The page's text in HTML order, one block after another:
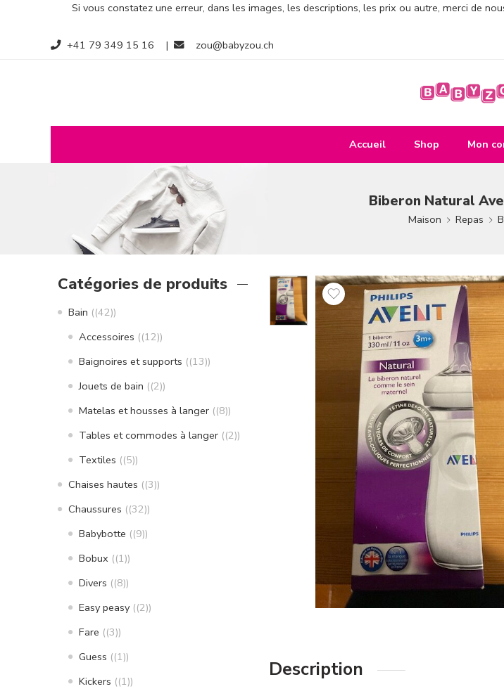
Si vous constatez une erreur, dans les images, les descriptions, les prix ou autre, merci de
+41 79 349 15 16 | zou@babyzou.ch
Accueil Shop Mon
Biberon Natural
Maison Repas
Description
Catégories de produits
Bain (42)
Accessoires (12)
Baignoires et supports (13)
Jouets de bain (2)
Matelas et housses à langer (8)
Tables et commodes à langer (2)
Textiles (5)
Chaises hautes (3)
Chaussures (32)
Babybotte (9)
Bobux (1)
Divers (8)
Easy peasy (2)
Fare (3)
Guess (1)
Kickers (1)